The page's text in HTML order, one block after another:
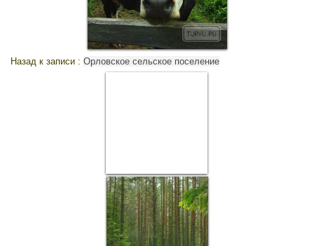
Назад к записи : Орловское сельское поселение